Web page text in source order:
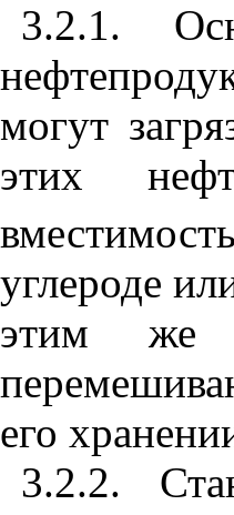
3.2.1.
могут
этих
углероде
этим же
его
3.2.2.